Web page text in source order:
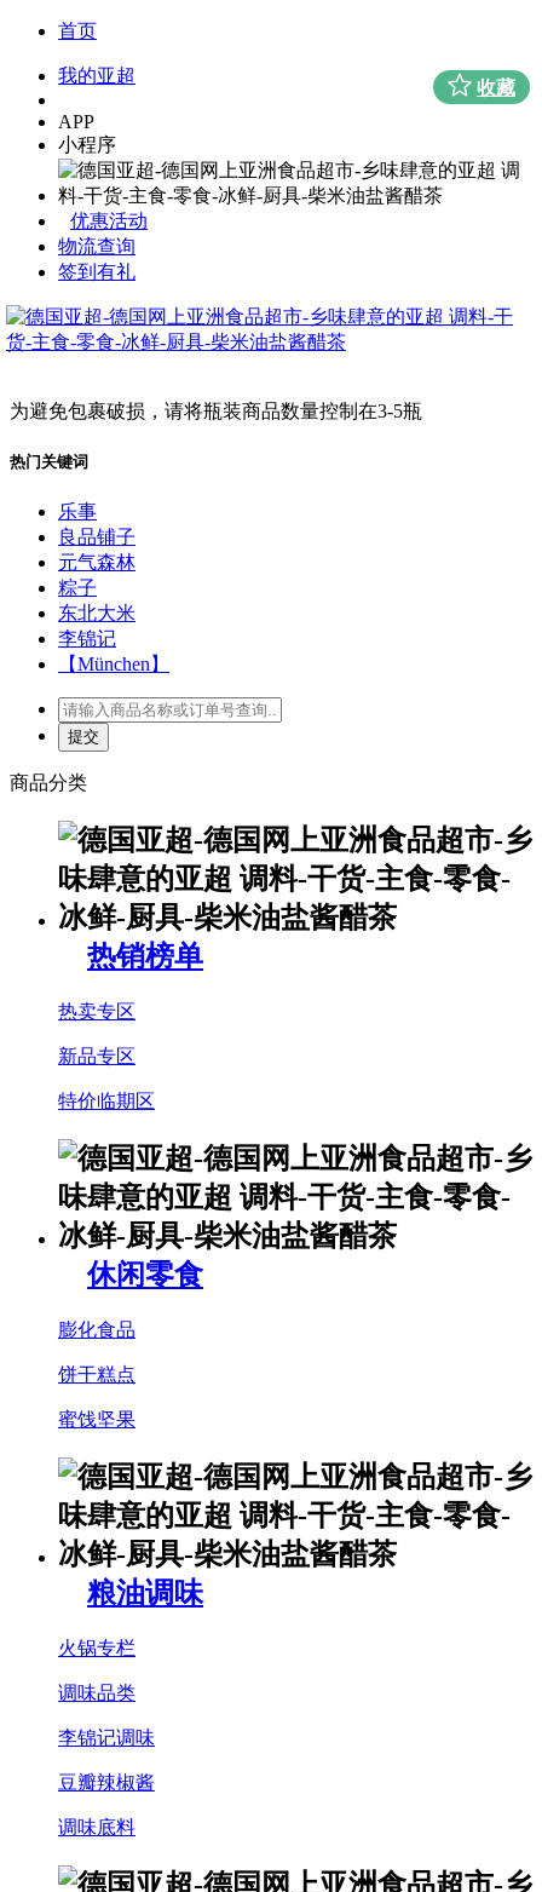
首页
我的亚超
APP
小程序
优惠活动
物流查询
签到有礼
为避免包裹破损，请将瓶装商品数量控制在3-5瓶
热门关键词
乐事
良品铺子
元气森林
粽子
东北大米
李锦记
【München】
商品分类
热销榜单
热卖专区
新品专区
特价临期区
休闲零食
膨化食品
饼干糕点
蜜饯坚果
粮油调味
火锅专栏
调味品类
李锦记调味
豆瓣辣椒酱
调味底料
收藏